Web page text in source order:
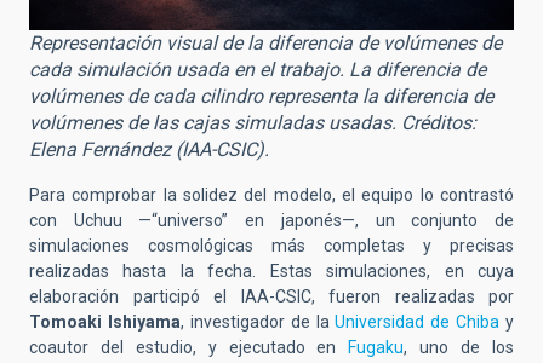
Representación visual de la diferencia de volúmenes de
cada simulación usada en el trabajo. La diferencia de
volúmenes de cada cilindro representa la diferencia de
volúmenes de las cajas simuladas usadas. Créditos:
Elena Fernández (IAA-CSIC).
Para comprobar la solidez del modelo, el equipo lo contrastó
con Uchuu —“universo” en japonés—, un conjunto de
simulaciones cosmológicas más completas y precisas
realizadas hasta la fecha. Estas simulaciones, en cuya
elaboración participó el IAA-CSIC, fueron realizadas por
Tomoaki Ishiyama, investigador de laUniversidad de Chiba y
coautor del estudio, y ejecutado en
Fugaku, uno de los